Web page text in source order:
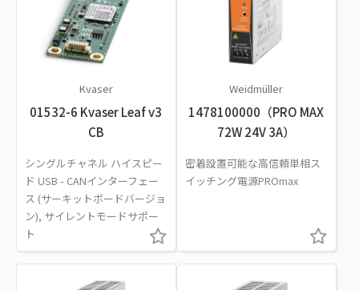
Kvaser
01532-6 Kvaser Leaf v3
CB
シングルチャネル ハイスピー
ド USB - CANインターフェー
ス (サーキットボードバージョ
ン), サイレントモードサポー
ト
Weidmüller
1478100000（PRO MAX
72W 24V 3A）
密着設置可能な高信頼単相ス
イッチング電源PROmax